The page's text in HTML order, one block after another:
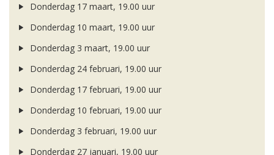
Donderdag 17 maart, 19.00 uur
Donderdag 10 maart, 19.00 uur
Donderdag 3 maart, 19.00 uur
Donderdag 24 februari, 19.00 uur
Donderdag 17 februari, 19.00 uur
Donderdag 10 februari, 19.00 uur
Donderdag 3 februari, 19.00 uur
Donderdag 27 januari, 19.00 uur